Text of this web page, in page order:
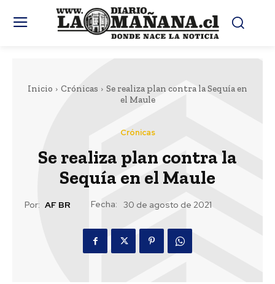
Inicio Crónicas
Se realiza plan contra la Sequía en
el Maule
Crónicas
Se realiza plan contra la
Sequía en el Maule
Por: AF BR Fecha: 30 de agosto de 2021